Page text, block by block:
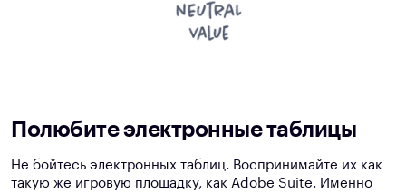
Полюбите электронные таблицы
Не бойтесь электронных таблиц. Воспринимайте их как
такую же игровую площадку, как Adobe Suite. Именно